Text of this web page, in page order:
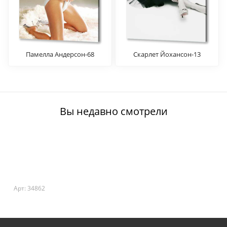
Памелла Андерсон-68 Скарлет Йохансон-13
Вы недавно смотрели
Арт: 34862